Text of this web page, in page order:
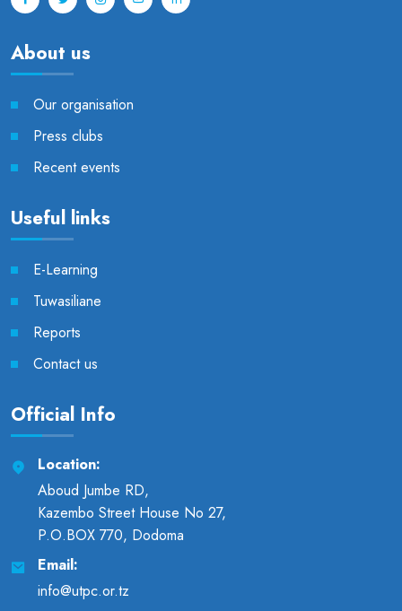
About us
Our organisation
Press clubs
Recent events
Useful links
E-Learning
Tuwasiliane
Reports
Contact us
Official Info
Location:
Aboud Jumbe RD,
Kazembo Street House No 27,
P.O.BOX 770, Dodoma
Email:
info@utpc.or.tz